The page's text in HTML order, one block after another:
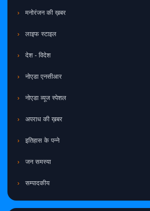
मनोरंजन की ख़बर
लाइफ स्टाइल
देश - विदेश
नोएडा एनसीआर
नोएडा व्यूज स्पेशल
अपराध की ख़बर
इतिहास के पन्ने
जन समस्या
सम्पादकीय